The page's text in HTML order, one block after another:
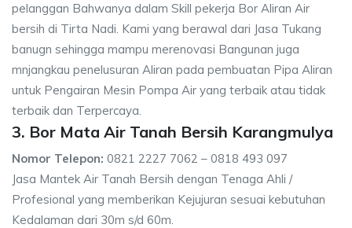
pelanggan Bahwanya dalam Skill pekerja Bor Aliran Air
bersih di Tirta Nadi. Kami yang berawal dari Jasa Tukang
banugn sehingga mampu merenovasi Bangunan juga
mnjangkau penelusuran Aliran pada pembuatan Pipa Aliran
untuk Pengairan Mesin Pompa Air yang terbaik atau tidak
terbaik dan Terpercaya.
3. Bor Mata Air Tanah Bersih Karangmulya
Nomor Telepon: 0821 2227 7062 – 0818 493 097
Jasa Mantek Air Tanah Bersih dengan Tenaga Ahli /
Profesional yang memberikan Kejujuran sesuai kebutuhan
Kedalaman dari 30m s/d 60m.